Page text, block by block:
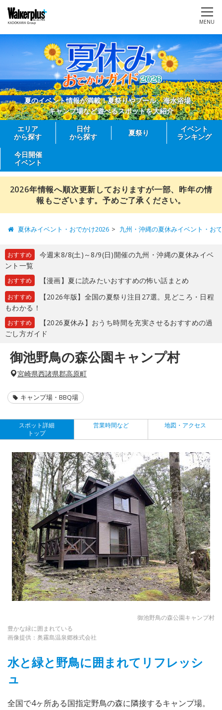
MENU
夏のイベント情報が満載！夏祭りやプール、海水浴場、
キャンプ場など遊べるスポットを大紹介
エリア
から探す
日付
から探す
夏祭り
イベント
ランキング
今日開催
イベント
2026年情報へ順次更新しておりますが一部、昨年の情
報もございます。予めご了承ください。
夏休みイベント・おでかけ2026 九州・沖縄の夏休みイベント・お
おすすめ
今週末8/8(土)～8/9(日)開催の九州・沖縄の夏休みイベ
ント一覧
おすすめ 【漫画】夏に読みたいおすすめの怖い話まとめ
おすすめ
【2026年版】全国の夏祭り注目27選。見どころ・日程
もわかる！
おすすめ
【2026夏休み】おうち時間を充実させるおすすめの過
ごし方ガイド
御池野鳥の森公園キャンプ村
宮崎県西諸県郡高原町
キャンプ場・BBQ場
スポット詳細
トップ
営業時間など 地図・アクセス
御池野鳥の森公園キャンプ村
豊かな緑に囲まれている
画像提供：奥霧島温泉郷株式会社
水と緑と野鳥に囲まれてリフレッシ
ュ
全国で4ヶ所ある国指定野鳥の森に隣接するキャンプ場。